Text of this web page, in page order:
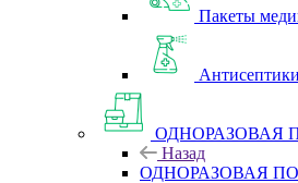
Пакеты
ОДНОРАЗОВАЯ
Назад
ОДНОРАЗОВАЯ